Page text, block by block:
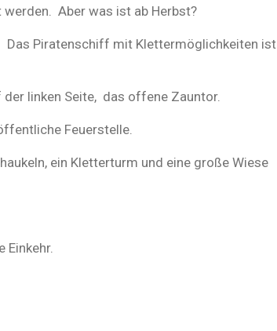
Aber was ist ab Herbst?
Das Piratenschiff mit Klettermöglichkeiten ist
linken Seite, das offene Zauntor.
Feuerstelle.
ein Kletterturm und eine große Wiese